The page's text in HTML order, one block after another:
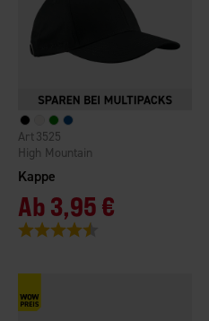
Kappe
High Mountain
3525
Ab3,95 €
Bewertung: